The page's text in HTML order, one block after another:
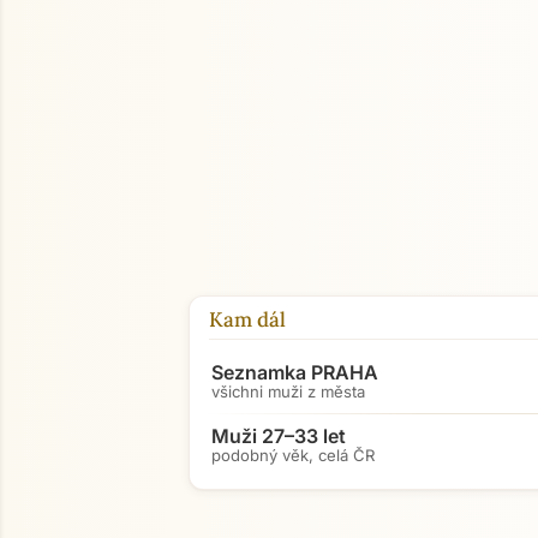
Kam dál
Seznamka PRAHA
všichni muži z města
Muži 27–33 let
podobný věk, celá ČR